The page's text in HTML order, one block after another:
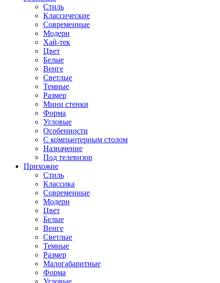
Стиль
Классические
Современные
Модерн
Хай-тек
Цвет
Белые
Венге
Светлые
Темные
Размер
Мини стенки
Форма
Угловые
Особенности
С компьютерным столом
Назначение
Под телевизор
Прихожие
Стиль
Классика
Современные
Модерн
Цвет
Белые
Венге
Светлые
Темные
Размер
Малогабаритные
Форма
Угловые